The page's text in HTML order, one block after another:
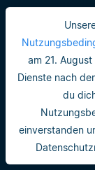
am 21.
Dienste nach
du
einverstanden